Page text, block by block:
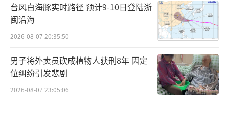
台风白海豚实时路径 预计9-10日登陆浙
闽沿海
2026-08-07 20:35:50
男子将外卖员砍成植物人获刑8年 因定
位纠纷引发悲剧
2026-08-07 23:05:06